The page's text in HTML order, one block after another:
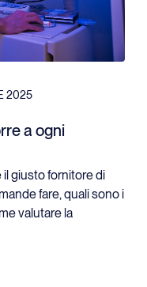
2025
a ogni
giusto fornitore di
fare, quali sono i
valutare la